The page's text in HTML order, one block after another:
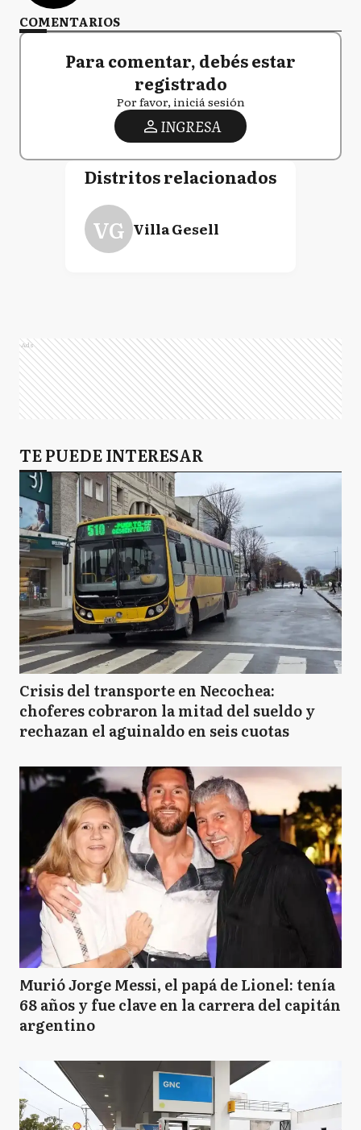
COMENTARIOS
Para comentar, debés estar
registrado
Por favor, iniciá sesión
INGRESA
Distritos relacionados
VG Villa Gesell
Ads
TE PUEDE INTERESAR
Crisis del transporte en Necochea:
choferes cobraron la mitad del sueldo y
rechazan el aguinaldo en seis cuotas
Murió Jorge Messi, el papá de Lionel: tenía
68 años y fue clave en la carrera del capitán
argentino